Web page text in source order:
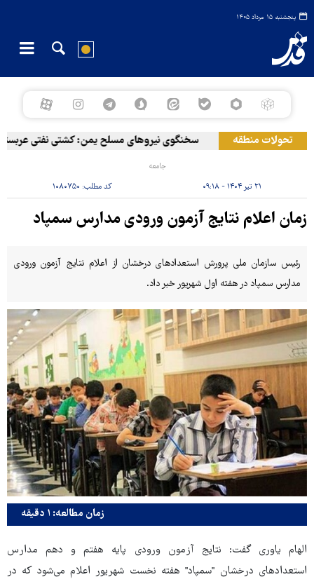
پنجشنبه ۱۵ مرداد ۱۴۰۵
تحولات منطقه سخنگوی نیروهای مسلح یمن: کشتی نفتی عربستان
جامعه
۲۱ تیر ۱۴۰۴ - ۰۹:۱۸ کد مطلب: ۱۰۸۰۷۵۰
زمان اعلام نتایج آزمون ورودی مدارس سمپاد
رئیس سازمان ملی پرورش استعدادهای درخشان از اعلام نتایج آزمون ورودی
مدارس سمپاد در هفته اول شهریور خبر داد.
زمان مطالعه: ۱ دقیقه
الهام یاوری گفت: نتایج آزمون ورودی پایه هفتم و دهم مدارس
استعدادهای درخشان "سمپاد" هفته نخست شهریور اعلام می‌شود که در